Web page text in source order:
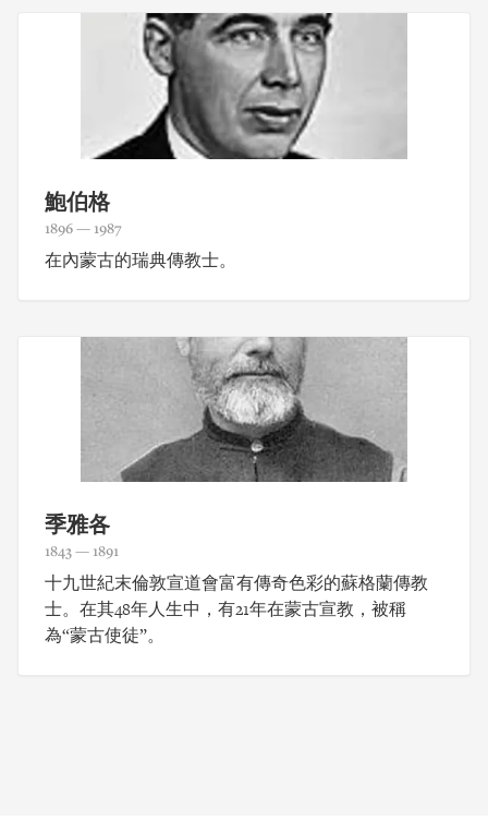
鮑伯格
1896 — 1987
在內蒙古的瑞典傳教士。
季雅各
1843 — 1891
十九世紀末倫敦宣道會富有傳奇色彩的蘇格蘭傳教
士。在其48年人生中，有21年在蒙古宣教，被稱
為“蒙古使徒”。